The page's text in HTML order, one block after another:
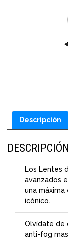
Descripción
DESCRIPCIÓN
Los Lentes
avanzados
una
icónico.
Olvídate de
anti-fog